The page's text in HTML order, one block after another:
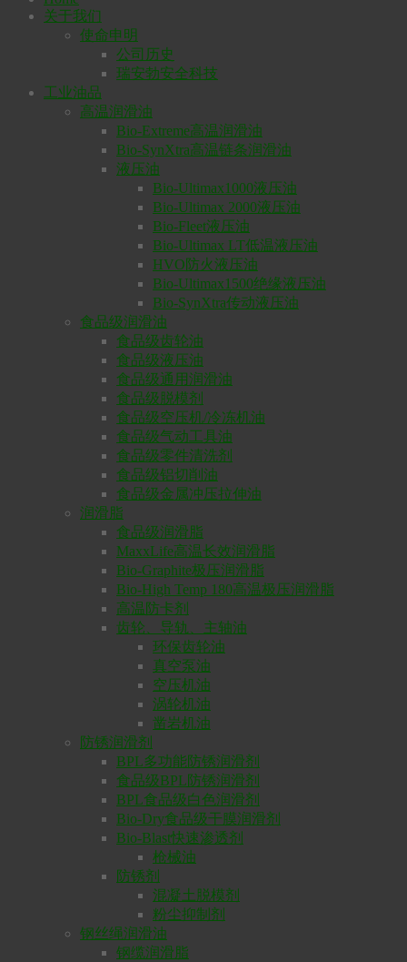
关于我们
使命申明
公司历史
瑞安勃安全科技
工业油品
高温润滑油
Bio-Extreme高温润滑油
Bio-SynXtra高温链条润滑油
液压油
Bio-Ultimax1000液压油
Bio-Ultimax 2000液压油
Bio-Fleet液压油
Bio-Ultimax LT低温液压油
HVO防火液压油
Bio-Ultimax1500绝缘液压油
Bio-SynXtra传动液压油
食品级润滑油
食品级齿轮油
食品级液压油
食品级通用润滑油
食品级脱模剂
食品级空压机/冷冻机油
食品级气动工具油
食品级零件清洗剂
食品级铝切削油
食品级金属冲压拉伸油
润滑脂
食品级润滑脂
MaxxLife高温长效润滑脂
Bio-Graphite极压润滑脂
Bio-High Temp 180高温极压润滑脂
高温防卡剂
齿轮、导轨、主轴油
环保齿轮油
真空泵油
空压机油
涡轮机油
凿岩机油
防锈润滑剂
BPL多功能防锈润滑剂
食品级BPL防锈润滑剂
BPL食品级白色润滑剂
Bio-Dry食品级干膜润滑剂
Bio-Blast快速渗透剂
枪械油
防锈剂
混凝土脱模剂
粉尘抑制剂
钢丝绳润滑油
钢缆润滑脂